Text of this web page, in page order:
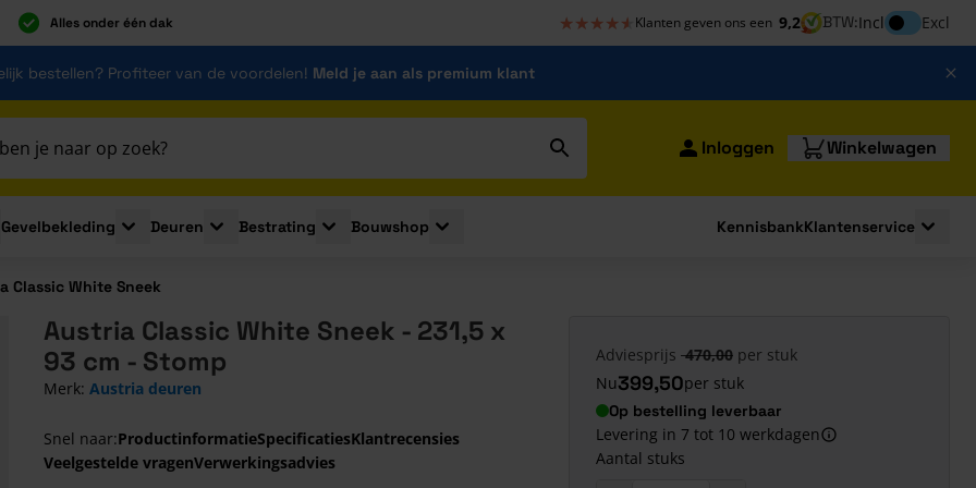
Alles onder één dak ★★★★★
★★★★★ Klanten geven ons een 9,2 BTW:InclInclusief btw
Excl
bestellen? Profiteer van de voordelen! Meld je aan als premium klant
Inloggen Winkelwagen
Plaatmaterialen
submenu for Isolatie
Gevelbekleding
Toggle submenu for Gevelbekleding
Deuren
Toggle submenu for Deuren
Bestrating
Toggle submenu for Bestrating
Bouwshop
Toggle submenu for Bouwshop
KennisbankKlantenservice
Classic White Sneek
Austria Classic White Sneek - 231,5 x
93 cm - Stomp
Merk: Austria deuren
Snel naar:ProductinformatieSpecificatiesKlantrecensies
Veelgestelde vragenVerwerkingsadvies
Adviesprijs 470,00 per stuk
Nu399,50per stuk
Op bestelling leverbaar
Levering in 7 tot 10 werkdagen
Aantal stuks